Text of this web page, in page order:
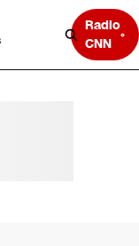
Radio
CNN